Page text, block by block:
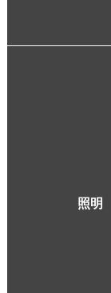
照明